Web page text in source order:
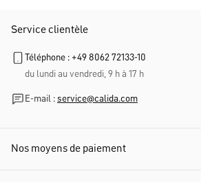
Service clientèle
Téléphone : +49 8062 72133-10
du lundi au vendredi, 9 h à 17 h
E-mail : service@calida.com
Nos moyens de paiement